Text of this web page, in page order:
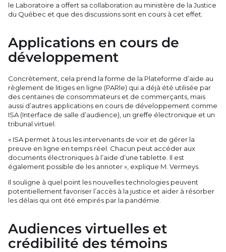
le Laboratoire a offert sa collaboration au ministère de la Justice
du Québec et que des discussions sont en cours à cet effet.
Applications en cours de
développement
Concrètement, cela prend la forme de la Plateforme d’aide au
règlement de litiges en ligne (PARle) qui a déjà été utilisée par
des centaines de consommateurs et de commerçants, mais
aussi d’autres applications en cours de développement comme
ISA (Interface de salle d’audience), un greffe électronique et un
tribunal virtuel.
« ISA permet à tous les intervenants de voir et de gérer la
preuve en ligne en temps réel. Chacun peut accéder aux
documents électroniques à l’aide d’une tablette. Il est
également possible de les annoter », explique M. Vermeys.
Il souligne à quel point les nouvelles technologies peuvent
potentiellement favoriser l’accès à la justice et aider à résorber
les délais qui ont été empirés par la pandémie.
Audiences virtuelles et
crédibilité des témoins